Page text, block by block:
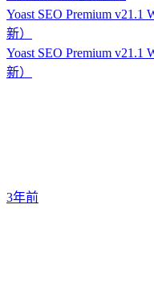
Yoast SEO Premium v21.1
新）
Yoast SEO Premium v21.1
新）
3年前